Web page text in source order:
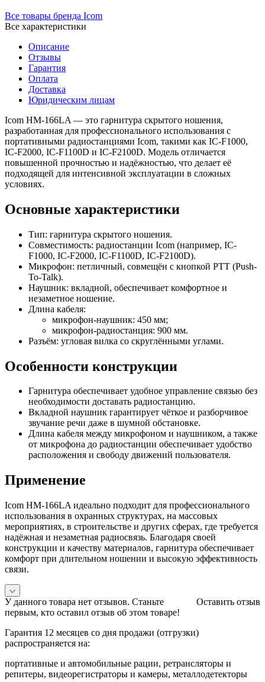
Все товары бренда Icom
Все характеристики
Описание
Отзывы
Гарантия
Оплата
Доставка
Юридическим лицам
Icom HM-166LA — это гарнитура скрытого ношения,
разработанная для профессионального использования с
портативными радиостанциями Icom, такими как IC-F1000,
IC-F2000, IC-F1100D и IC-F2100D. Модель отличается
повышенной прочностью и надёжностью, что делает её
подходящей для интенсивной эксплуатации в сложных
условиях.
Основные характеристики
Тип: гарнитура скрытого ношения.
Совместимость: радиостанции Icom (например, IC-
F1000, IC-F2000, IC-F1100D, IC-F2100D).
Микрофон: петличный, совмещён с кнопкой PTT (Push-
To-Talk).
Наушник: вкладной, обеспечивает комфортное и
незаметное ношение.
Длина кабеля:
микрофон-наушник: 450 мм;
микрофон-радиостанция: 900 мм.
Разъём: угловая вилка со скруглёнными углами.
Особенности конструкции
Гарнитура обеспечивает удобное управление связью без
необходимости доставать радиостанцию.
Вкладной наушник гарантирует чёткое и разборчивое
звучание речи даже в шумной обстановке.
Длина кабеля между микрофоном и наушником, а также
от микрофона до радиостанции обеспечивает удобство
расположения и свободу движений пользователя.
Применение
Icom HM-166LA идеально подходит для профессионального
использования в охранных структурах, на массовых
мероприятиях, в строительстве и других сферах, где требуется
надёжная и незаметная радиосвязь. Благодаря своей
конструкции и качеству материалов, гарнитура обеспечивает
комфорт при длительном ношении и высокую эффективность
связи.
Оставить отзыв
У данного товара нет отзывов. Станьте
первым, кто оставил отзыв об этом товаре!
Гарантия 12 месяцев со дня продажи (отгрузки)
распространяется на:
портативные и автомобильные рации, ретрансляторы и
репитеры, видеорегистраторы и камеры, металлодетекторы